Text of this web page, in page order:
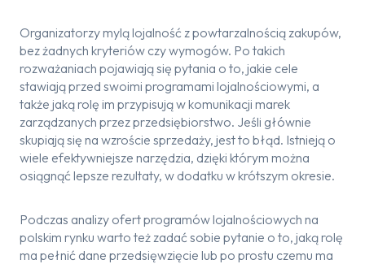
Organizatorzy mylą lojalność z powtarzalnością zakupów,
bez żadnych kryteriów czy wymogów. Po takich
rozważaniach pojawiają się pytania o to, jakie cele
stawiają przed swoimi programami lojalnościowymi, a
także jaką rolę im przypisują w komunikacji marek
zarządzanych przez przedsiębiorstwo. Jeśli głównie
skupiają się na wzroście sprzedaży, jest to błąd. Istnieją o
wiele efektywniejsze narzędzia, dzięki którym można
osiągnąć lepsze rezultaty, w dodatku w krótszym okresie.
Podczas analizy ofert programów lojalnościowych na
polskim rynku warto też zadać sobie pytanie o to, jaką rolę
ma pełnić dane przedsięwzięcie lub po prostu czemu ma